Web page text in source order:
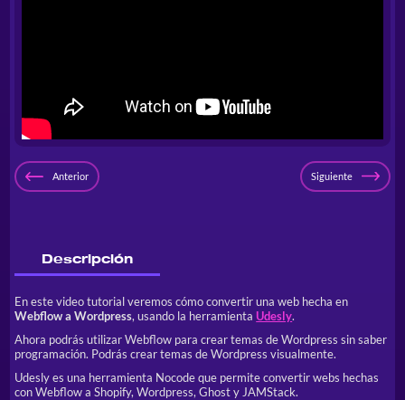
Anterior Siguiente
Descripción
En este video tutorial veremos cómo convertir una web hecha en
Webflow a Wordpress, usando la herramientaUdesly.
Ahora podrás utilizar Webflow para crear temas de Wordpress sin saber
programación. Podrás crear temas de Wordpress visualmente.
Udesly es una herramienta Nocode que permite convertir webs hechas
con Webflow a Shopify, Wordpress, Ghost y JAMStack.